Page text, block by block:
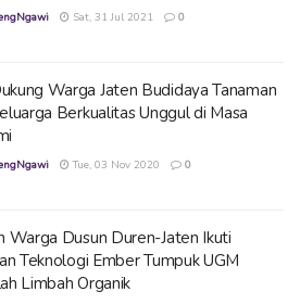
Sat, 31 Jul 2021 0
Warga Jaten Budidaya Tanaman
Berkualitas Unggul di Masa
Tue, 03 Nov 2020 0
Warga Dusun Duren-Jaten Ikuti
Teknologi Ember Tumpuk UGM
Limbah Organik